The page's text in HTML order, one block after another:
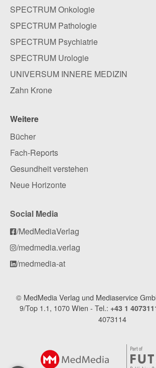
SPECTRUM Onkologie
SPECTRUM Pathologie
SPECTRUM Psychiatrie
SPECTRUM Urologie
UNIVERSUM INNERE MEDIZIN
Zahn Krone
Weitere
Bücher
Fach-Reports
Gesundheit verstehen
Neue Horizonte
Social Media
/MedMediaVerlag
/medmedia.verlag
/medmedia-at
© MedMedia Verlag und Mediaservice
9/Top 1.1, 1070 Wien - Tel.: +43 1
4073114